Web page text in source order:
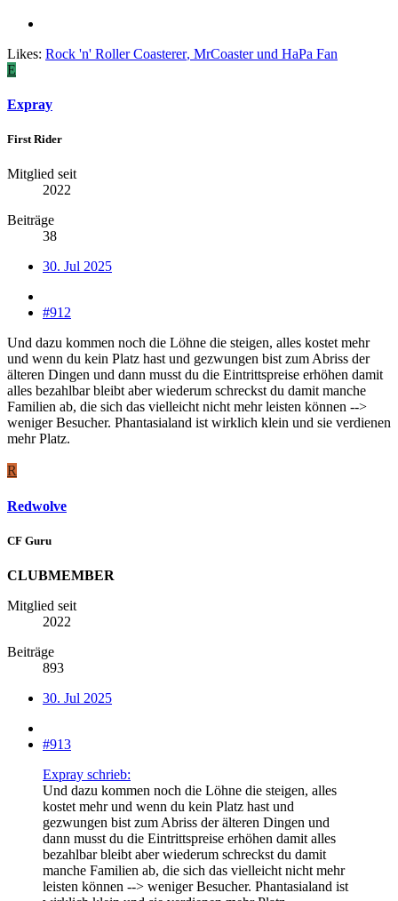
Likes: Rock 'n' Roller Coasterer, MrCoasterund HaPa Fan
E
Expray
First Rider
Mitglied seit
2022
Beiträge
38
30. Jul 2025
#912
Und dazu kommen noch die Löhne die steigen, alles kostet mehr
und wenn du kein Platz hast und gezwungen bist zum Abriss der
älteren Dingen und dann musst du die Eintrittspreise erhöhen damit
alles bezahlbar bleibt aber wiederum schreckst du damit manche
Familien ab, die sich das vielleicht nicht mehr leisten können -->
weniger Besucher. Phantasialand ist wirklich klein und sie verdienen
mehr Platz.
R
Redwolve
CF Guru
CLUBMEMBER
Mitglied seit
2022
Beiträge
893
30. Jul 2025
#913
Expray schrieb:
Und dazu kommen noch die Löhne die steigen, alles
kostet mehr und wenn du kein Platz hast und
gezwungen bist zum Abriss der älteren Dingen und
dann musst du die Eintrittspreise erhöhen damit alles
bezahlbar bleibt aber wiederum schreckst du damit
manche Familien ab, die sich das vielleicht nicht mehr
leisten können --> weniger Besucher. Phantasialand ist